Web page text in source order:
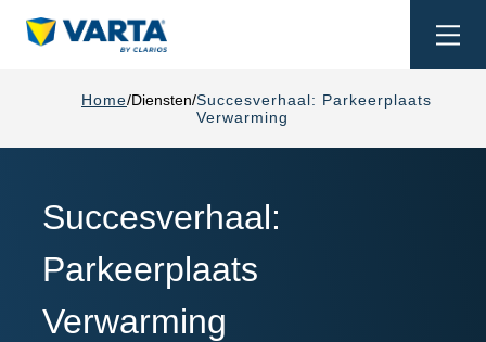
Home Diensten Succesverhaal: Parkeerplaats
Verwarming
Succesverhaal:
Parkeerplaats
Verwarming